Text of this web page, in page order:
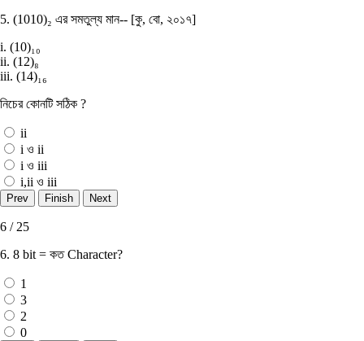
5. (1010)₂ এর সমতুল্য মান-- [কু, বাে, ২০১৭]
i. (10)₁₀
ii. (12)₈
iii. (14)₁₆
নিচের কোনটি সঠিক ?
ii
i ও ii
i ও iii
i,ii ও iii
6 / 25
6. 8 bit = কত Character?
1
3
2
0